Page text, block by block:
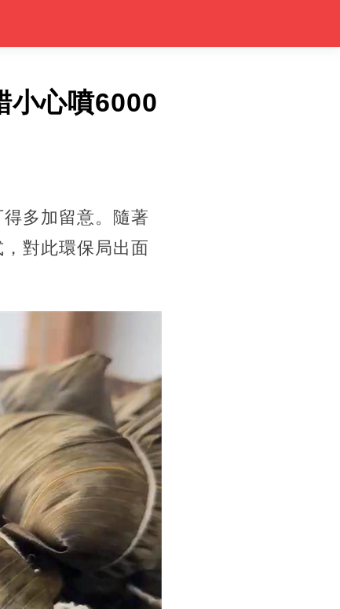
小心噴6000
多加留意。隨著
對此環保局出面